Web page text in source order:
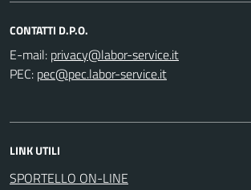
CONTATTI D.P.O.
E-mail:
PEC:
LINK UTILI
SPORTELLO ON-LINE